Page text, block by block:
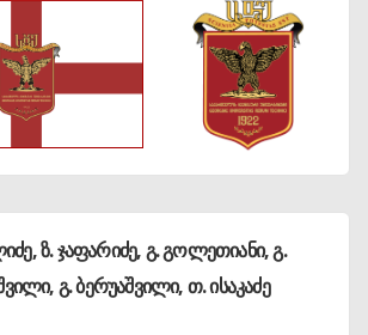
ზ. ჯაფარიძე, გ. გოლეთიანი, გ.
გ. ბერუაშვილი, თ. ისაკაძე